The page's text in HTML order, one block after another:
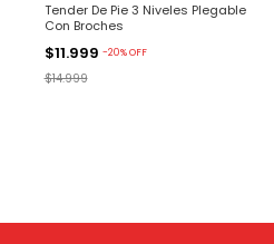
Tender De Pie 3 Niveles Plegable
Con Broches
$11.999 -20%OFF
$14.999